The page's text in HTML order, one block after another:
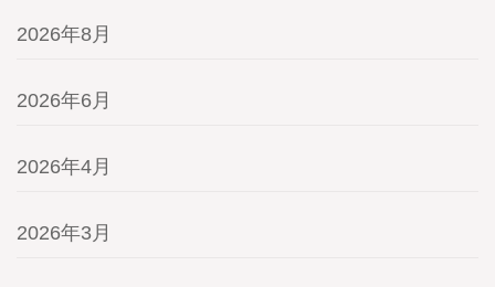
2026年8月
2026年6月
2026年4月
2026年3月